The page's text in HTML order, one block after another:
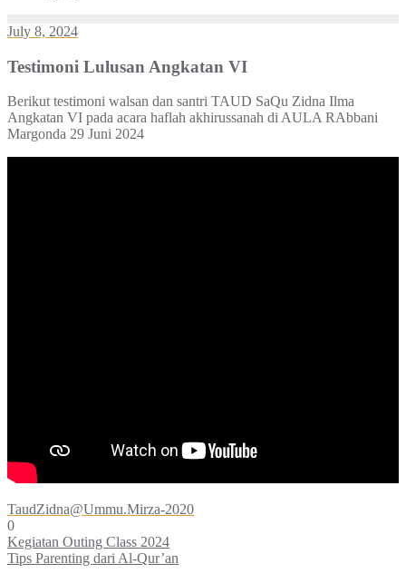
July 8, 2024
Testimoni Lulusan Angkatan VI
Berikut testimoni walsan dan santri TAUD SaQu Zidna Ilma
Angkatan VI pada acara haflah akhirussanah di AULA RAbbani
Margonda 29 Juni 2024
TaudZidna@Ummu.Mirza-2020
0
Post
navigation
Kegiatan Outing Class 2024
Tips Parenting dari Al-Qur’an